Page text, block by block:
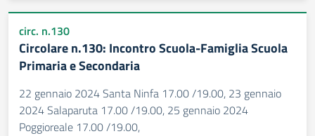
circ. n.130
Circolare n.130: Incontro Scuola-Famiglia Scuola
Primaria e Secondaria
22 gennaio 2024 Santa Ninfa 17.00 /19.00, 23 gennaio
2024 Salaparuta 17.00 /19.00, 25 gennaio 2024
Poggioreale 17.00 /19.00,